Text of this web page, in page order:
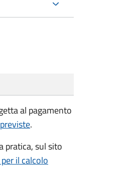
al pagamento
.
pratica, sul sito
il calcolo